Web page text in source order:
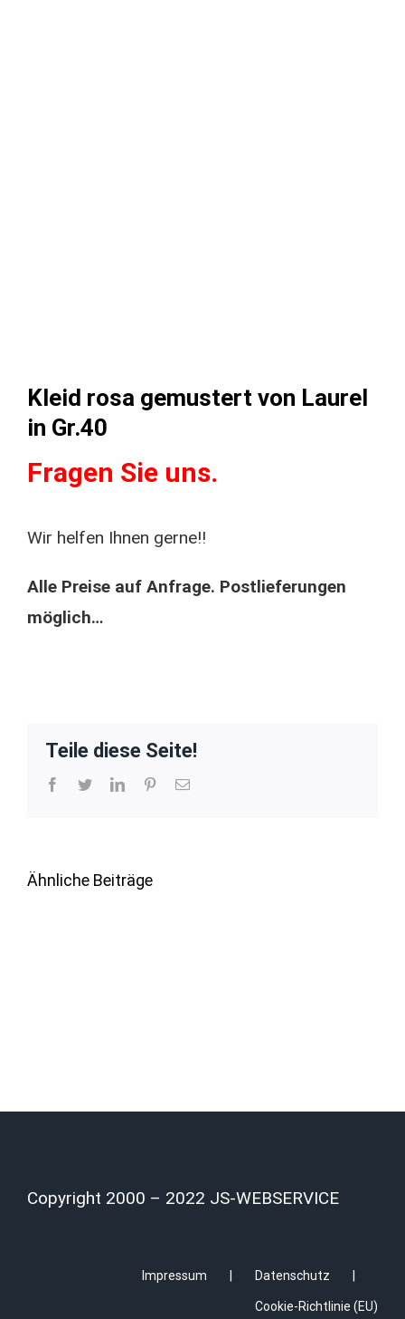
Kleid rosa gemustert von Laurel
in Gr.40
Fragen Sie uns.
Wir helfen Ihnen gerne!!
Alle Preise auf Anfrage. Postlieferungen
möglich…
Teile diese Seite!
Facebook
TwitterLinkedInPinterest
E-
Ähnliche Beiträge
Copyright 2000 – 2022 JS-WEBSERVICE
Impressum Datenschutz
Cookie-Richtlinie (EU)